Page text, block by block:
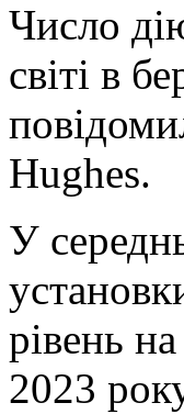
Число
світі в
Hughes.
У
рівень
2023